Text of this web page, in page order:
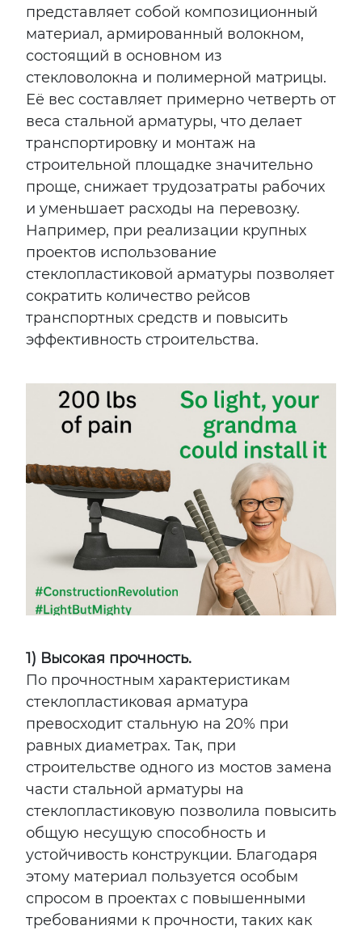
представляет собой композиционный
материал, армированный волокном,
состоящий в основном из
стекловолокна и полимерной матрицы.
Её вес составляет примерно четверть от
веса стальной арматуры, что делает
транспортировку и монтаж на
строительной площадке значительно
проще, снижает трудозатраты рабочих
и уменьшает расходы на перевозку.
Например, при реализации крупных
проектов использование
стеклопластиковой арматуры позволяет
сократить количество рейсов
транспортных средств и повысить
эффективность строительства.
1) Высокая прочность.
По прочностным характеристикам
стеклопластиковая арматура
превосходит стальную на 20% при
равных диаметрах. Так, при
строительстве одного из мостов замена
части стальной арматуры на
стеклопластиковую позволила повысить
общую несущую способность и
устойчивость конструкции. Благодаря
этому материал пользуется особым
спросом в проектах с повышенными
требованиями к прочности, таких как